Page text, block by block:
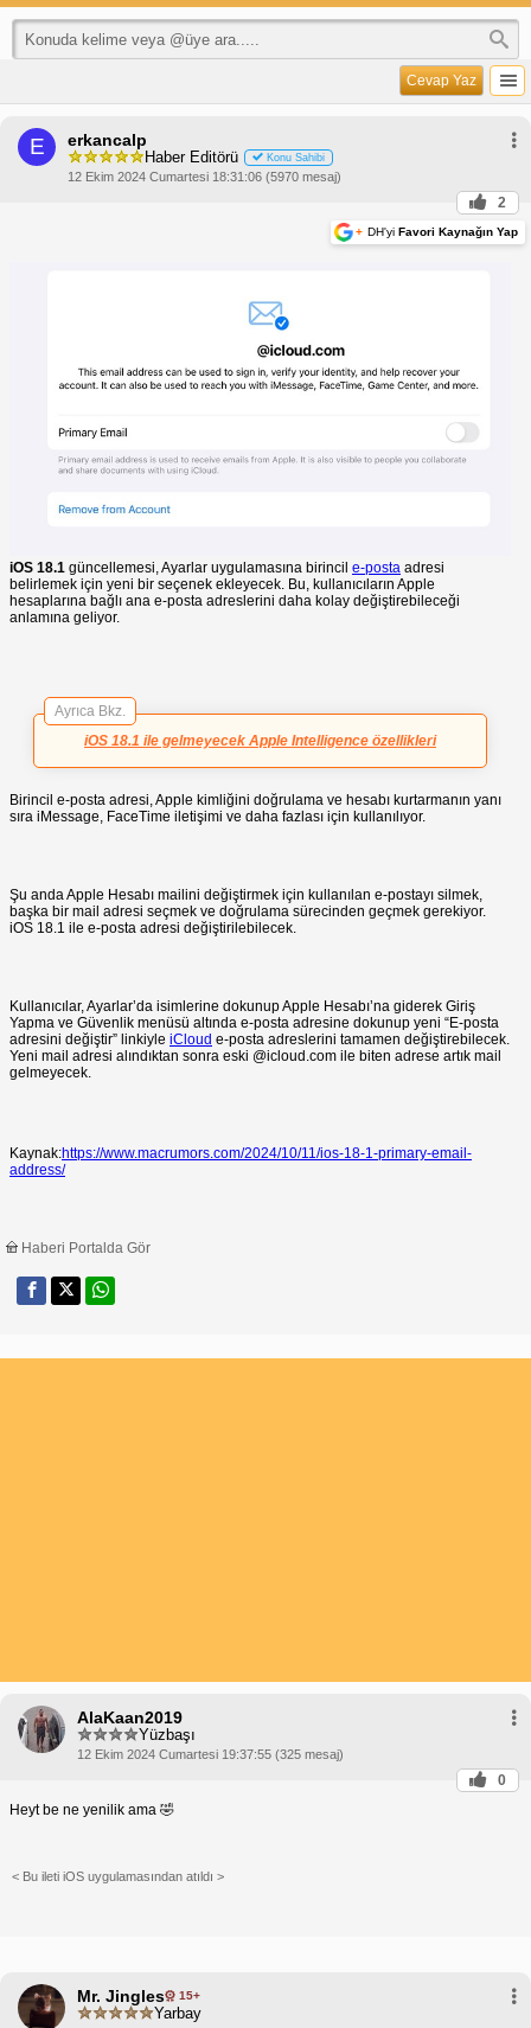
Cevap Yaz
E erkancalp
Haber Editörü Konu Sahibi
12 Ekim 2024 Cumartesi 18:31:06 (5970 mesaj)
2
+ DH'yi Favori Kaynağın Yap
iOS 18.1 güncellemesi, Ayarlar uygulamasına birincil e-posta adresi
belirlemek için yeni bir seçenek ekleyecek. Bu, kullanıcıların Apple
hesaplarına bağlı ana e-posta adreslerini daha kolay değiştirebileceği
anlamına geliyor.
Ayrıca Bkz.
iOS 18.1 ile gelmeyecek Apple Intelligence özellikleri
Birincil e-posta adresi, Apple kimliğini doğrulama ve hesabı kurtarmanın yanı
sıra iMessage, FaceTime iletişimi ve daha fazlası için kullanılıyor.
Şu anda Apple Hesabı mailini değiştirmek için kullanılan e-postayı silmek,
başka bir mail adresi seçmek ve doğrulama sürecinden geçmek gerekiyor.
iOS 18.1 ile e-posta adresi değiştirilebilecek.
Kullanıcılar, Ayarlar’da isimlerine dokunup Apple Hesabı’na giderek Giriş
Yapma ve Güvenlik menüsü altında e-posta adresine dokunup yeni “E-posta
adresini değiştir” linkiyle iCloud e-posta adreslerini tamamen değiştirebilecek.
Yeni mail adresi alındıktan sonra eski @icloud.com ile biten adrese artık mail
gelmeyecek.
Kaynak:https://www.macrumors.com/2024/10/11/ios-18-1-primary-email-
address/
Haberi Portalda Gör
AlaKaan2019
Yüzbaşı
12 Ekim 2024 Cumartesi 19:37:55 (325 mesaj)
0
Heyt be ne yenilik ama 🤣
< Bu ileti iOS uygulamasından atıldı >
Mr. Jingles 15+
Yarbay